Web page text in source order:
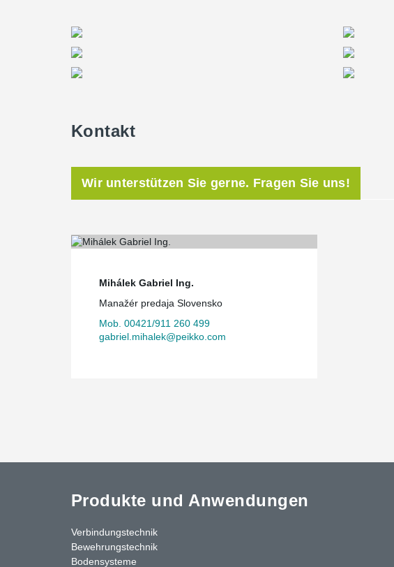
Kontakt
Wir unterstützen Sie gerne. Fragen Sie uns!
Mihálek Gabriel Ing.
Manažér predaja Slovensko
Mob. 00421/911 260 499
gabriel.mihalek@peikko.com
Produkte und Anwendungen
Verbindungstechnik
Bewehrungstechnik
Bodensysteme